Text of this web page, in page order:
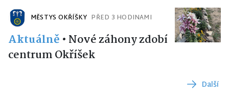
MĚSTYS OKŘÍŠKY PŘED 3 HODINAMI
Aktuálně • Nové záhony zdobí
centrum Okříšek
Další